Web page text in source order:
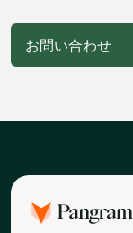
語AIテキスト検出
は、お客様ごとに
まれています。1
お問い合わせ